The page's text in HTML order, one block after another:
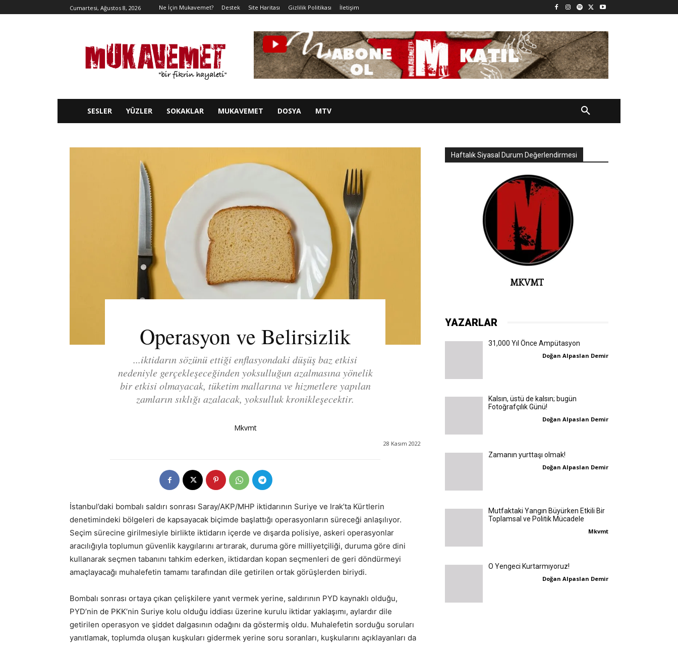
Cumartesi, Ağustos 8, 2026 Ne İçin Mukavemet? Destek Site Haritası Gizlilik Politikası İletişim
SESLER YÜZLER SOKAKLAR MUKAVEMET DOSYA MTV
Operasyon ve Belirsizlik
...iktidarın sözünü ettiği enflasyondaki düşüş baz etkisi
nedeniyle gerçekleşeceğinden yoksulluğun azalmasına yönelik
bir etkisi olmayacak, tüketim mallarına ve hizmetlere yapılan
zamların sıklığı azalacak, yoksulluk kronikleşecektir.
Mkvmt
28 Kasım 2022
İstanbul’daki bombalı saldırı sonrası Saray/AKP/MHP iktidarının Suriye ve Irak’ta Kürtlerin
denetimindeki bölgeleri de kapsayacak biçimde başlattığı operasyonların süreceği anlaşılıyor.
Seçim sürecine girilmesiyle birlikte iktidarın içerde ve dışarda polisiye, askeri operasyonlar
aracılığıyla toplumun güvenlik kaygılarını artırarak, duruma göre milliyetçiliği, duruma göre dini
kullanarak seçmen tabanını tahkim ederken, iktidardan kopan seçmenleri de geri döndürmeyi
amaçlayacağı muhalefetin tamamı tarafından dile getirilen ortak görüşlerden biriydi.
Bombalı sonrası ortaya çıkan çelişkilere yanıt vermek yerine, saldırının PYD kaynaklı olduğu,
PYD’nin de PKK’nin Suriye kolu olduğu iddiası üzerine kurulu iktidar yaklaşımı, aylardır dile
getirilen operasyon ve şiddet dalgasının odağını da göstermiş oldu. Muhalefetin sorduğu soruları
yanıtlamak, toplumda oluşan kuşkuları gidermek yerine soru soranları, kuşkularını açıklayanları da
Haftalık Siyasal Durum Değerlendirmesi
MKVMT
YAZARLAR
31,000 Yıl Önce Ampütasyon
Doğan Alpaslan Demir
Kalsın, üstü de kalsın; bugün
Fotoğrafçılık Günü!
Doğan Alpaslan Demir
Zamanın yurttaşı olmak!
Doğan Alpaslan Demir
Mutfaktaki Yangın Büyürken Etkili Bir
Toplamsal ve Politik Mücadele
Mkvmt
O Yengeci Kurtarmıyoruz!
Doğan Alpaslan Demir